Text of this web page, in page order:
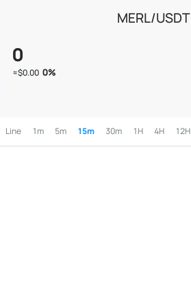
MERL/USDT
0
≈$0.00 0%
Line 1m 5m 15m 30m 1H 4H 12H